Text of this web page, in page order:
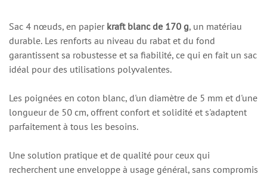
Sac 4 nœuds, en papier kraft blanc de 170 g, un matériau
durable. Les renforts au niveau du rabat et du fond
garantissent sa robustesse et sa fiabilité, ce qui en fait un sac
idéal pour des utilisations polyvalentes.
Les poignées en coton blanc, d'un diamètre de 5 mm et d'une
longueur de 50 cm, offrent confort et solidité et s'adaptent
parfaitement à tous les besoins.
Une solution pratique et de qualité pour ceux qui
recherchent une enveloppe à usage général, sans compromis